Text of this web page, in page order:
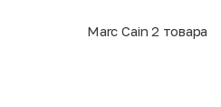
Marc Cain2 товара